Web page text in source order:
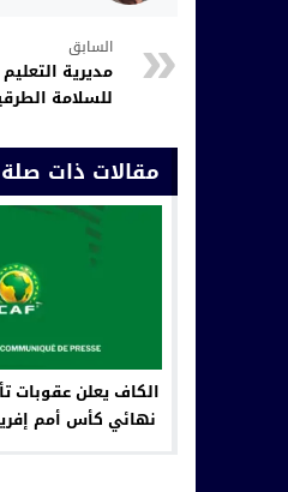
السابق
مديرية
للسلامة
مقالات ذات صلة
الكاف يعلن عقوبات
نهائي كأس أمم